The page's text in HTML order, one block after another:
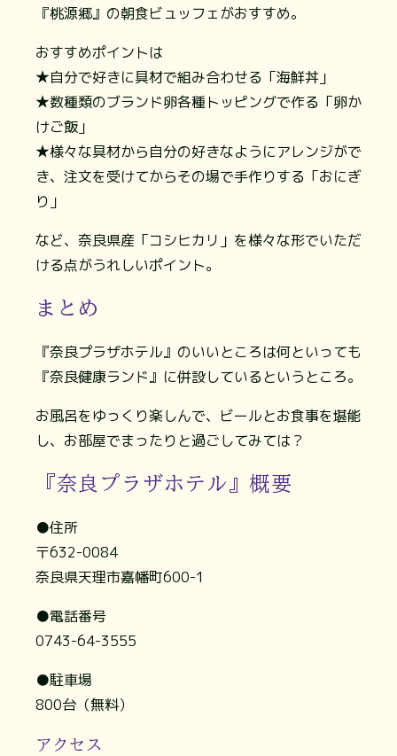
『桃源郷』の朝食ビュッフェがおすすめ。
おすすめポイントは
★自分で好きに具材で組み合わせる「海鮮丼」
★数種類のブランド卵各種トッピングで作る「卵か
けご飯」
★様々な具材から自分の好きなようにアレンジがで
き、注文を受けてからその場で手作りする「おにぎ
り」
など、奈良県産「コシヒカリ」を様々な形でいただ
ける点がうれしいポイント。
まとめ
『奈良プラザホテル』のいいところは何といっても
『奈良健康ランド』に併設しているというところ。
お風呂をゆっくり楽しんで、ビールとお食事を堪能
し、お部屋でまったりと過ごしてみては？
『奈良プラザホテル』概要
●住所
〒632-0084
奈良県天理市嘉幡町600-1
●電話番号
0743-64-3555
●駐車場
800台（無料）
アクセス